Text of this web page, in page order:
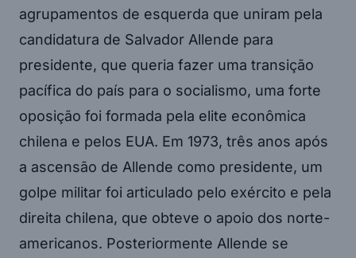
agrupamentos de esquerda que uniram pela
candidatura de Salvador Allende para
presidente, que queria fazer uma transição
pacífica do país para o socialismo, uma forte
oposição foi formada pela elite econômica
chilena e pelos EUA. Em 1973, três anos após
a ascensão de Allende como presidente, um
golpe militar foi articulado pelo exército e pela
direita chilena, que obteve o apoio dos norte-
americanos. Posteriormente Allende se